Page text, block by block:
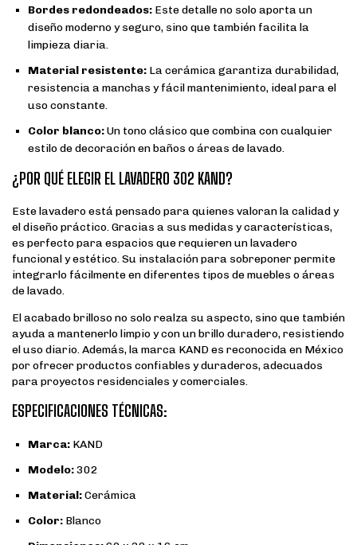
Bordes redondeados: Este detalle no solo aporta un
diseño moderno y seguro, sino que también facilita la
limpieza diaria.
Material resistente: La cerámica garantiza durabilidad,
resistencia a manchas y fácil mantenimiento, ideal para el
uso constante.
Color blanco:Un tono clásico que combina con cualquier
estilo de decoración en baños o áreas de lavado.
¿POR QUÉ ELEGIR EL LAVADERO 302 KAND?
Este lavadero está pensado para quienes valoran la calidad y
el diseño práctico. Gracias a sus medidas y características,
es perfecto para espacios que requieren un lavadero
funcional y estético. Su instalación para sobreponer permite
integrarlo fácilmente en diferentes tipos de muebles o áreas
de lavado.
El acabado brilloso no solo realza su aspecto, sino que también
ayuda a mantenerlo limpio y con un brillo duradero, resistiendo
el uso diario. Además, la marca KAND es reconocida en México
por ofrecer productos confiables y duraderos, adecuados
para proyectos residenciales y comerciales.
ESPECIFICACIONES TÉCNICAS:
Marca: KAND
Modelo:302
Material:Cerámica
Color: Blanco